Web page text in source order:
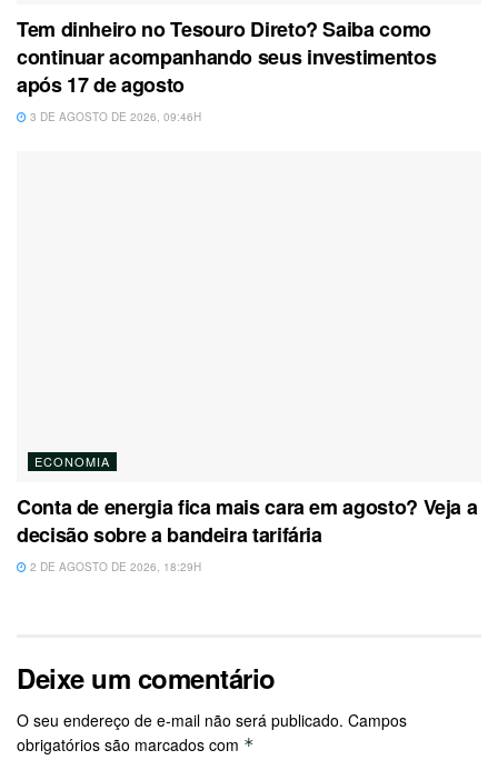
Tem dinheiro no Tesouro Direto? Saiba como
continuar acompanhando seus investimentos
após 17 de agosto
3 DE AGOSTO DE 2026, 09:46H
ECONOMIA
Conta de energia fica mais cara em agosto? Veja a
decisão sobre a bandeira tarifária
2 DE AGOSTO DE 2026, 18:29H
Deixe um comentário
O seu endereço de e-mail não será publicado. Campos
obrigatórios são marcados com *